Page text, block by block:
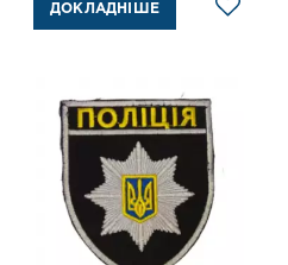
ДОКЛАДНІШЕ